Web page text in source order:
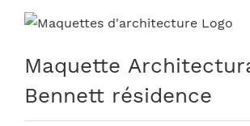
Skip
contentMaquette
Bennett résidence